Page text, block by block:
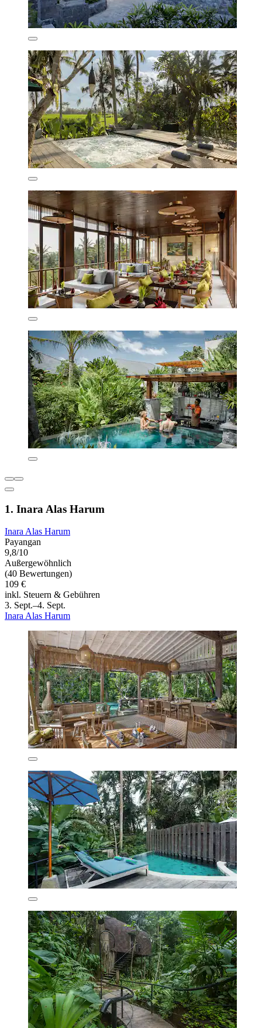
1. Inara Alas Harum
Inara Alas Harum
Payangan
9,8/10
Außergewöhnlich
(40 Bewertungen)
109 €
inkl. Steuern & Gebühren
3. Sept.–4. Sept.
Inara Alas Harum